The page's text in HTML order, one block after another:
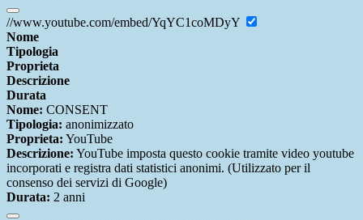
//www.youtube.com/embed/YqYC1coMDyY
Nome
Tipologia
Proprieta
Descrizione
Durata
Nome: CONSENT
Tipologia: anonimizzato
Proprieta: YouTube
Descrizione: YouTube imposta questo cookie tramite video youtube
incorporati e registra dati statistici anonimi. (Utilizzato per il
consenso dei servizi di Google)
Durata: 2 anni